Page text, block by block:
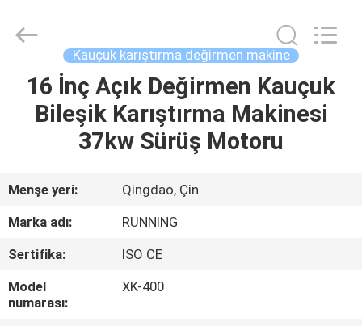
ÜRÜN:%
HAKKIMIZDA
FABRIKA
TURU
Machine
CO.,LTD.
Kauçuk karıştırma değirmen makine
16 İnç Açık Değirmen Kauçuk
Bileşik Karıştırma Makinesi
37kw Sürüş Motoru
Menşe yeri:
Qingdao, Çin
Marka adı:
RUNNING
Sertifika:
ISO CE
Model
numarası:
XK-400